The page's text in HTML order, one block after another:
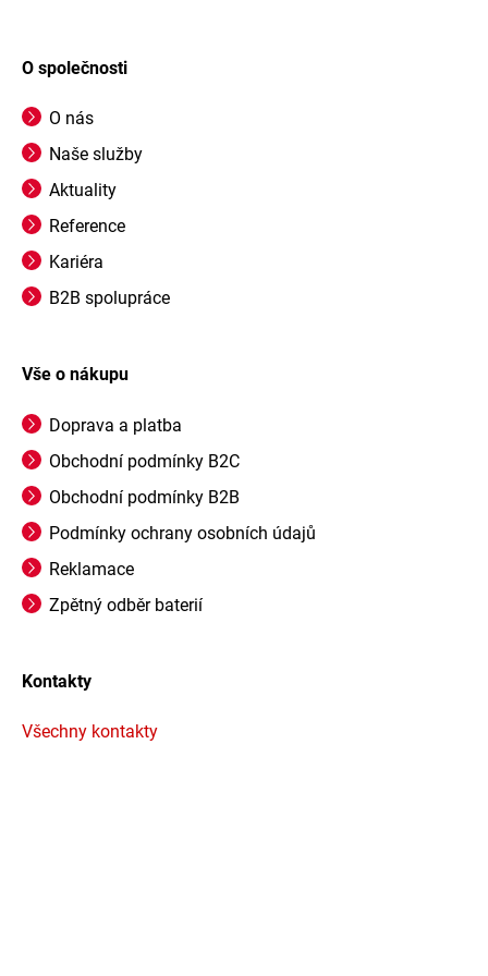
O společnosti
O nás
Naše služby
Aktuality
Reference
Kariéra
B2B spolupráce
Vše o nákupu
Doprava a platba
Obchodní podmínky B2C
Obchodní podmínky B2B
Podmínky ochrany osobních údajů
Reklamace
Zpětný odběr baterií
Kontakty
Všechny kontakty